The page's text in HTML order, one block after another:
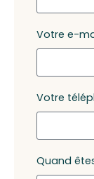
Votre e-
Votre
Quand